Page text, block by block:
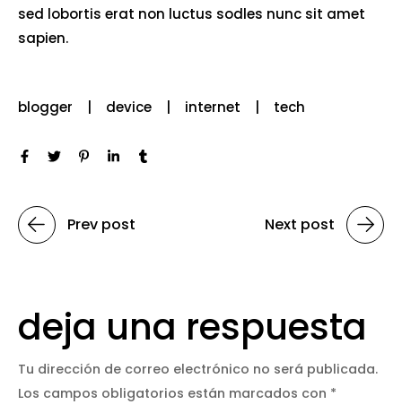
sed lobortis erat non luctus sodles nunc sit amet
sapien.
blogger device internet tech
Prev post Next post
deja una respuesta
Tu dirección de correo electrónico no será publicada.
Los campos obligatorios están marcados con *